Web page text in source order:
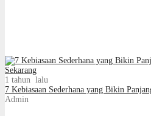
1 tahun lalu
7 Kebiasaan Sederhana yang Bikin
Admin